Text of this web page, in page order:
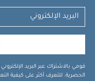
قومي بالاشتراك عبر البريد
الحصرية. للتعرف أكثر على كيفية